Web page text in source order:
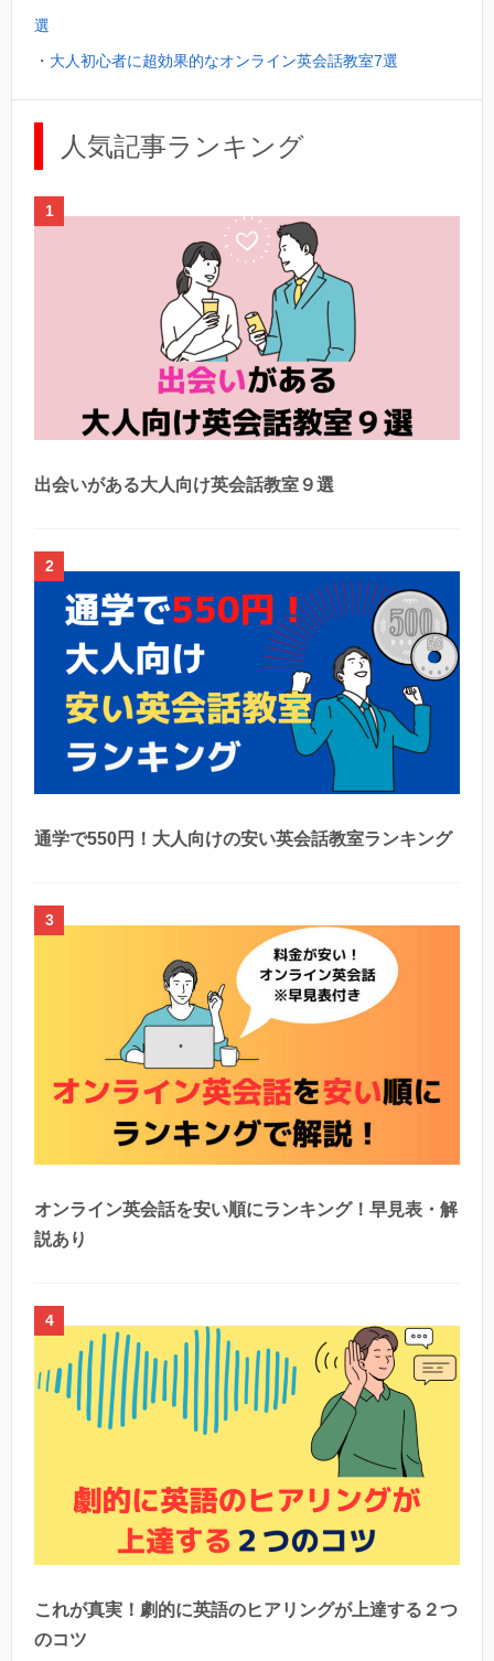
選
・ 大人初心者に超効果的なオンライン英会話教室7選
人気記事ランキング
1
出会いがある大人向け英会話教室９選
2
通学で550円！大人向けの安い英会話教室ランキング
3
オンライン英会話を安い順にランキング！早見表・解
説あり
4
これが真実！劇的に英語のヒアリングが上達する２つ
のコツ